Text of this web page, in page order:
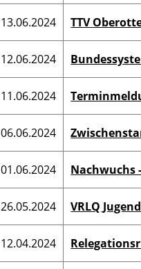
13.06.2024 TTV
12.06.2024
11.06.2024
06.06.2024
01.06.2024 Nachwuchs
26.05.2024 VRLQ
12.04.2024